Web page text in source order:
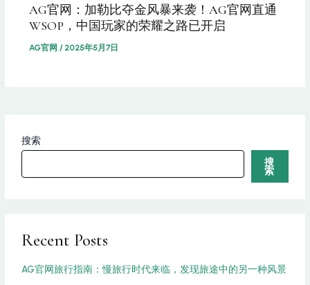
AG官网：加勒比夺金风暴来袭！AG官网直通
WSOP，中国玩家的荣耀之路已开启
AG官网 / 2025年5月7日
搜索
搜
索
Recent Posts
AG官网旅行指南：慢旅行时代来临，发现旅途中的另一种风景